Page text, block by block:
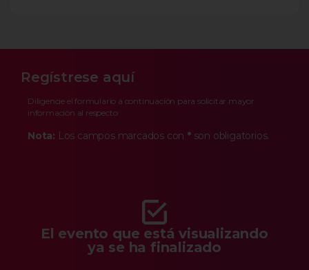
Regístrese aquí
Diligencie el formulario a continuación para solicitar mayor
información al respecto
Nota: Los campos marcados con *son obligatorios.
El evento que está visualizando
ya se ha finalizado